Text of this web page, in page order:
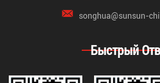
songhua@sunsun-
Быстрый